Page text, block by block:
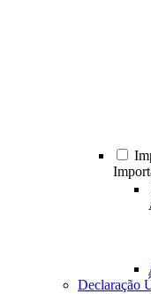
Declaração